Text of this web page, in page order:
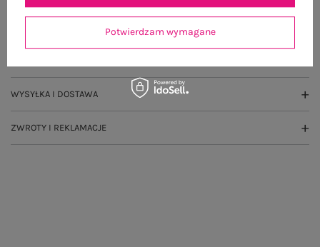
WYSYŁKA I DOSTAWA
ZWROTY I REKLAMACJE
Potwierdzam wymagane